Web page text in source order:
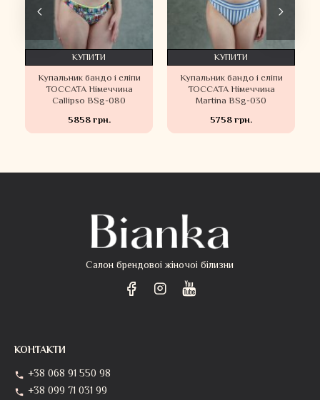
Купальник бандо і сліпи
TOCCATA Німеччина
Callipso BSg-080
5858 грн.
КУПИТИ
Купальник бандо і сліпи
TOCCATA Німеччина
Martina BSg-030
5758 грн.
КУПИТИ
Салон брендовоі жіночоі білизни
КОНТАКТИ
+38 068 91 550 98
+38 099 71 031 99